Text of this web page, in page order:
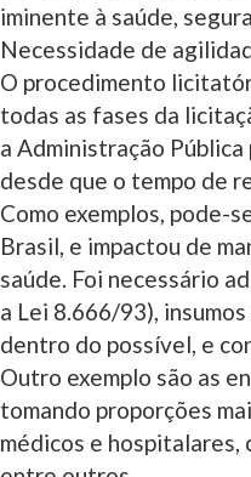
iminente à saúde,
Necessidade de
O procedimento
todas as fases da
a Administração
desde que o tempo de
Como exemplos, pode-
Brasil, e impactou de
saúde. Foi necessário
a Lei 8.666/93),
dentro do possível, e
Outro exemplo são as
tomando proporções
médicos e hospitalares,